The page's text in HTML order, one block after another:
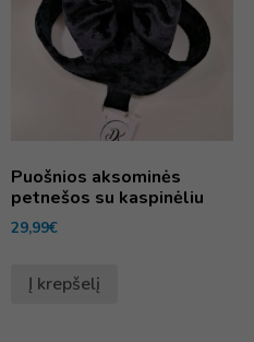
Puošnios aksominės
petnešos su kaspinėliu
29,99€
Į krepšelį